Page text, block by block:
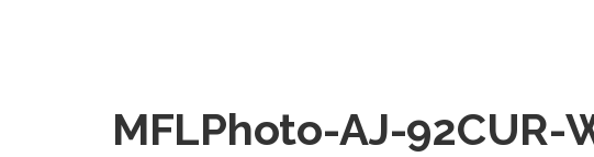
MFLPhoto-AJ-92CUR-